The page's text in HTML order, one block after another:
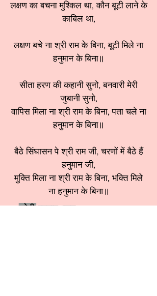
लक्षण का बचना मुश्किल था, कौन बूटी लाने के
काबिल था,
लक्षण बचे ना श्री राम के बिना, बूटी मिले ना
हनुमान के बिना॥
सीता हरण की कहानी सुनो, बनवारी मेरी
जुबानी सुनो,
वापिस मिला ना श्री राम के बिना, पता चले ना
हनुमान के बिना॥
बैठे सिंघासन पे श्री राम जी, चरणों में बैठे हैं
हनुमान जी,
मुक्ति मिला ना श्री राम के बिना, भक्ति मिले
ना हनुमान के बिना॥
श्रेणी:हनुमान भजन